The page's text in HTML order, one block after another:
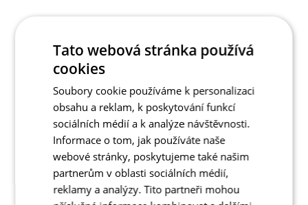
Tato webová stránka používá
cookies
Soubory cookie používáme k personalizaci
obsahu a reklam, k poskytování funkcí
sociálních médií a k analýze návštěvnosti.
Informace o tom, jak používáte naše
webové stránky, poskytujeme také našim
partnerům v oblasti sociálních médií,
reklamy a analýzy. Tito partneři mohou